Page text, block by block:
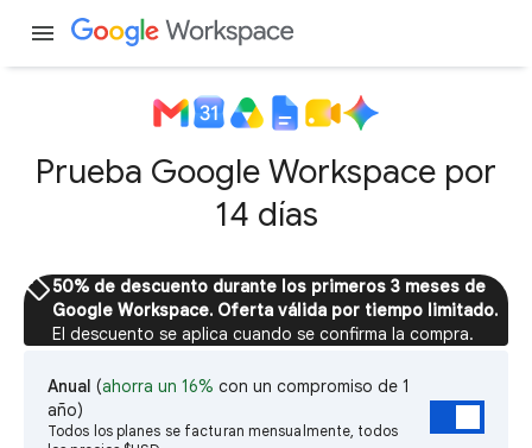
menu
Prueba Google Workspace por
14 días
sell50% de descuento durante los primeros 3 meses de
Google Workspace. Oferta válida por tiempo limitado.
El descuento se aplica cuando se confirma la compra.
Anual (ahorra un 16% con un compromiso de 1
año)
Todos los planes se facturan mensualmente, todos